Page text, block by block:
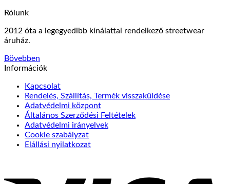
Rólunk
2012 óta a legegyedibb kínálattal rendelkező streetwear
áruház.
Bövebben
Információk
Kapcsolat
Rendelés, Szállítás, Termék visszaküldése
Adatvédelmi központ
Általános Szerződési Feltételek
Adatvédelmi irányelvek
Cookie szabályzat
Elállási nyilatkozat